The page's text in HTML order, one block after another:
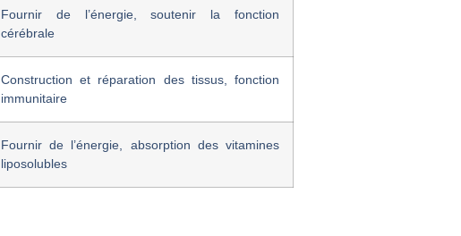
Fournir de l’énergie, soutenir la fonction
cérébrale
Construction et réparation des tissus, fonction
immunitaire
Fournir de l’énergie, absorption des vitamines
liposolubles